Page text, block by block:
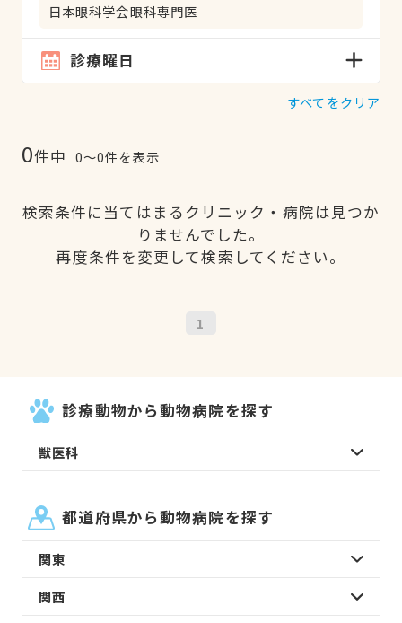
日本眼科学会眼科専門医
診療曜日
すべてをクリア
0件中 0〜0件を表示
検索条件に当てはまるクリニック・病院は見つか
りませんでした。
再度条件を変更して検索してください。
1
診療動物から動物病院を探す
獣医科
都道府県から動物病院を探す
関東
関西